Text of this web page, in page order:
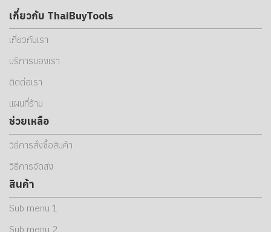
เกี่ยวกับ ThaiBuyTools
เกี่ยวกับเรา
บริการของเรา
ติดต่อเรา
แผนที่ร้าน
ช่วยเหลือ
วิธีการสั่งซื้อสินค้า
วิธีการจัดส่ง
สินค้า
Sub menu 1
Sub menu 2